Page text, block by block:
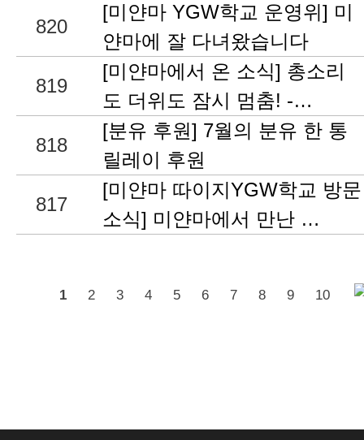
820
[미얀마 YGW학교 운영위] 미
얀마에 잘 다녀왔습니다
819
[미얀마에서 온 소식] 총소리
도 더위도 잠시 멈춤! -…
818
[분유 후원] 7월의 분유 한 통
릴레이 후원
817
[미얀마 따이지YGW학교 방문
소식] 미얀마에서 만난 …
1 2 3 4 5 6 7 8 9 10